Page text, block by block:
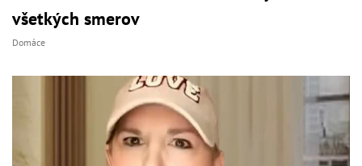
všetkých smerov
Domáce